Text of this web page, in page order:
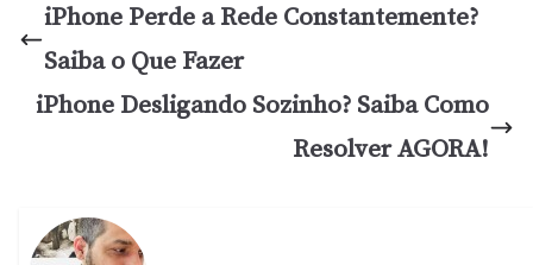
iPhone Perde a Rede Constantemente?
Saiba o Que Fazer
iPhone Desligando Sozinho? Saiba Como
Resolver AGORA!